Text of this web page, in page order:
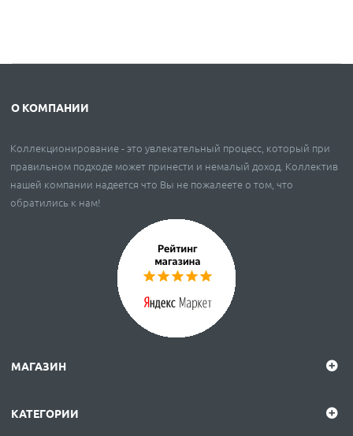
О КОМПАНИИ
Коллекционирование - это увлекательный процесс, который при
правильном подходе может принести и немалый доход. Коллектив
нашей компании надеется что Вы не пожалеете о том, что
обратились к нам!
МАГАЗИН
КАТЕГОРИИ